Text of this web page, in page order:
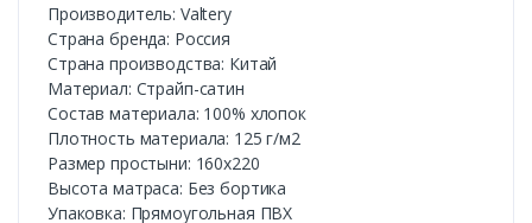
Производитель: Valtery
Страна бренда: Россия
Страна производства: Китай
Материал: Страйп-сатин
Состав материала: 100% хлопок
Плотность материала: 125 г/м2
Размер простыни: 160х220
Высота матраса: Без бортика
Упаковка: Прямоугольная ПВХ